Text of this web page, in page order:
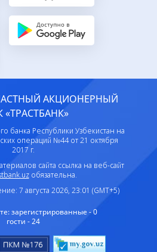
АКЦИОНЕРНЫЙ
«ТРАСТБАНК»
банка Республики Узбекистан на
операций №44 от 21 октября
2017 г.
сайта ссылка на веб-сайт
обязательна.
7 августа 2026, 23:01 (GMT+5)
зарегистрированные - 0
гости - 24